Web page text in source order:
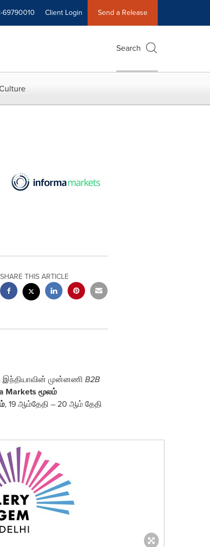
69790010 Client Login Send a Release
Search
SHARE THIS ARTICLE
இந்தியாவின் முன்னணி B2B
Markets மூலம்
, 19 ஆம்தேதி – 20 ஆம் தேதி